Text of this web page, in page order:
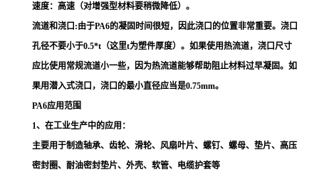
速度：高速（对增强型材料要稍微降低）。
流道和浇口:由于PA6的凝固时间很短，因此浇口的位置非常重要。浇口
孔径不要小于0.5*t（这里t为塑件厚度）。如果使用热流道，浇口尺寸
应比使用常规流道小一些，因为热流道能够帮助阻止材料过早凝固。如
果用潜入式浇口，浇口的最小直径应当是0.75mm。
PA6应用范围
1、在工业生产中的应用：
主要用于制造轴承、齿轮、滑轮、风扇叶片、螺钉、螺母、垫片、高压
密封圈、耐油密封垫片、外壳、软管、电缆护套等